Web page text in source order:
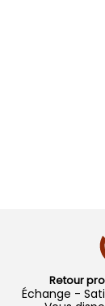
Retour
Échange -